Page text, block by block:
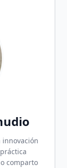
innovación
comparto